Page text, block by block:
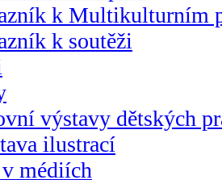
k Multikulturním
k soutěži
výstavy dětských
ilustrací
médiích